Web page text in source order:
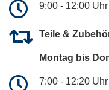
9:00 - 12:00 Uhr
Teile &
Montag bis
7:00 - 12:20 Uhr